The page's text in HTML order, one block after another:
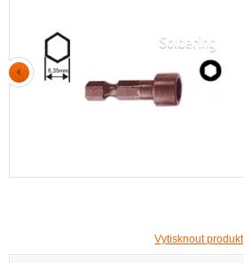
Vytisknout produkt